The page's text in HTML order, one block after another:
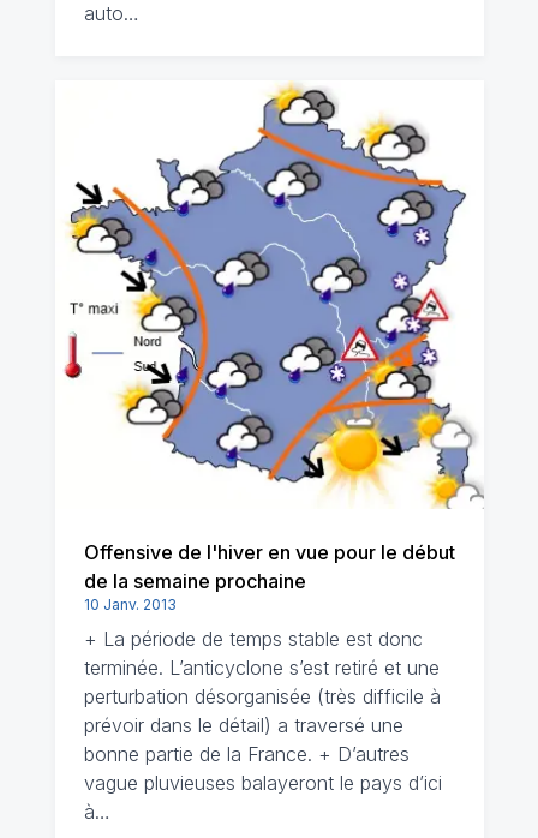
auto…
Offensive de l'hiver en vue pour le début
de la semaine prochaine
10 Janv. 2013
+ La période de temps stable est donc
terminée. L’anticyclone s’est retiré et une
perturbation désorganisée (très difficile à
prévoir dans le détail) a traversé une
bonne partie de la France. + D’autres
vague pluvieuses balayeront le pays d’ici
à…